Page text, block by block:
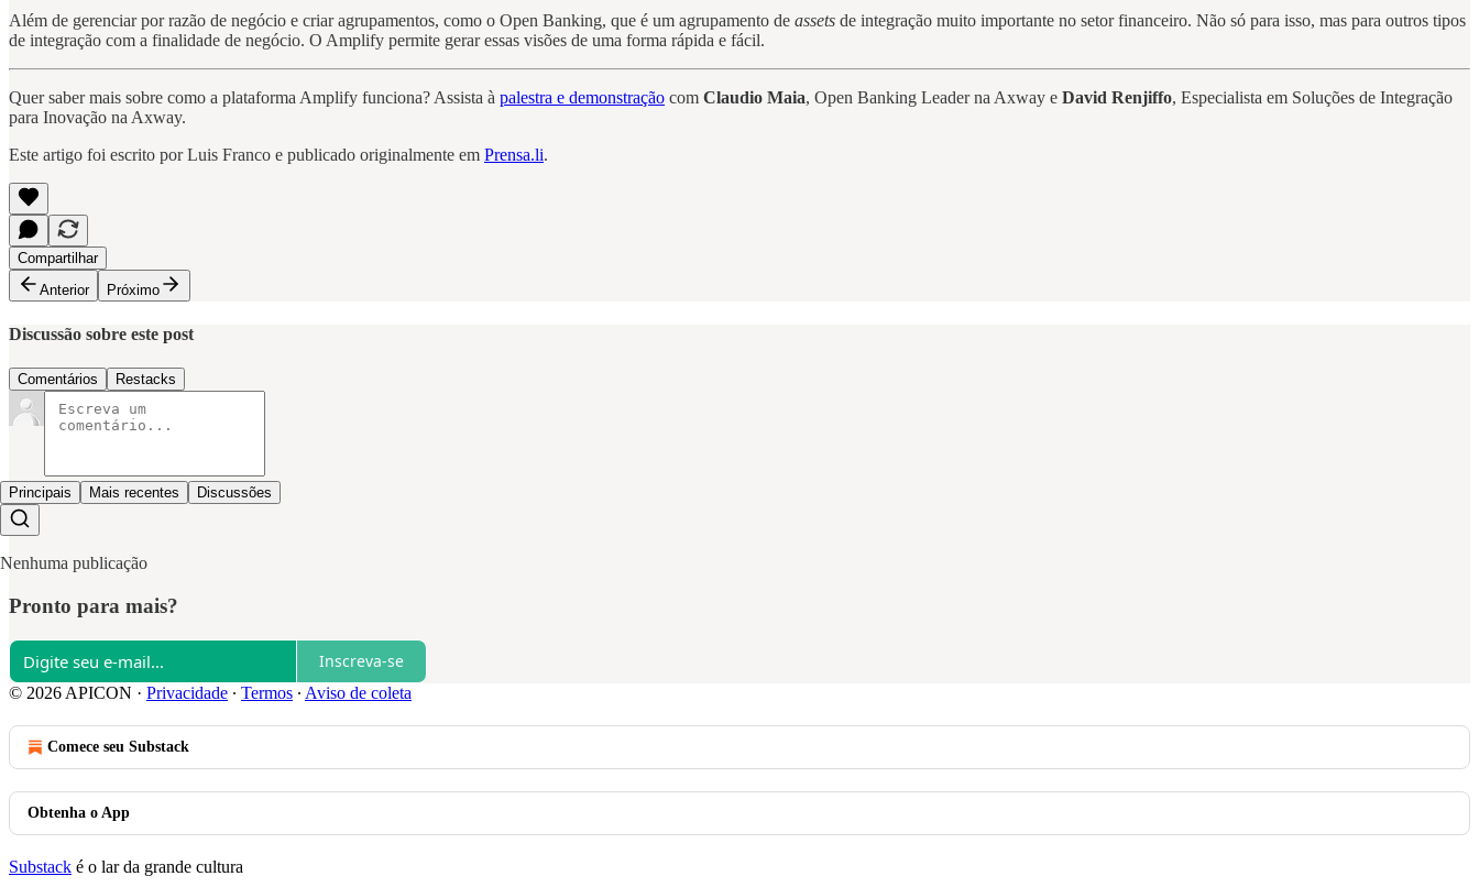
Além de gerenciar por razão de negócio e criar agrupamentos, como o Open Banking, que é um agrupamento de assets de integração muito importante no setor financeiro. Não só para isso, mas para outros tipos
de integração com a finalidade de negócio. O Amplify permite gerar essas visões de uma forma rápida e fácil.
Quer saber mais sobre como a plataforma Amplify funciona? Assista à palestra e demonstração com Claudio Maia, Open Banking Leader na Axway e David Renjiffo, Especialista em Soluções de Integração
para Inovação na Axway.
Este artigo foi escrito por Luis Franco e publicado originalmente em Prensa.li.
Compartilhar
Anterior
Próximo
Discussão sobre este post
Comentários Restacks
Principais Mais recentes Discussões
Nenhuma publicação
Pronto para mais?
Inscreva-se
© 2026 APICON · Privacidade ∙ Termos ∙ Aviso de coleta
Comece seu Substack
Obtenha o App
Substack é o lar da grande cultura